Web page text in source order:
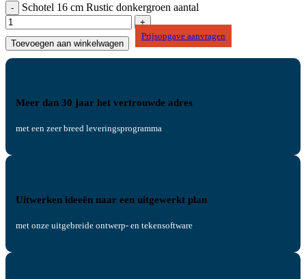
Schotel 16 cm Rustic donkergroen aantal
Toevoegen aan winkelwagen
Prijsopgave aanvragen
Meer dan 30 jaar het vertrouwde adres
met een zeer breed leveringsprogramma
Uitwerken ideeën naar een uitgewerkt plan
met onze uitgebreide ontwerp- en tekensoftware